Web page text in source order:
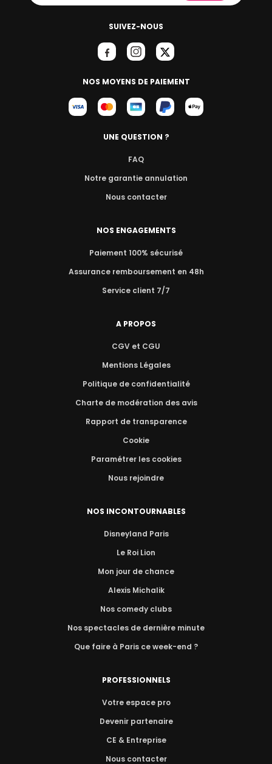
SUIVEZ-NOUS
NOS MOYENS DE PAIEMENT
UNE QUESTION ?
FAQ
Notre garantie annulation
Nous contacter
NOS ENGAGEMENTS
Paiement 100% sécurisé
Assurance remboursement en 48h
Service client 7/7
A PROPOS
CGV et CGU
Mentions Légales
Politique de confidentialité
Charte de modération des avis
Rapport de transparence
Cookie
Paramétrer les cookies
Nous rejoindre
NOS INCONTOURNABLES
Disneyland Paris
Le Roi Lion
Mon jour de chance
Alexis Michalik
Nos comedy clubs
Nos spectacles de dernière minute
Que faire à Paris ce week-end ?
PROFESSIONNELS
Votre espace pro
Devenir partenaire
CE & Entreprise
Nous contacter